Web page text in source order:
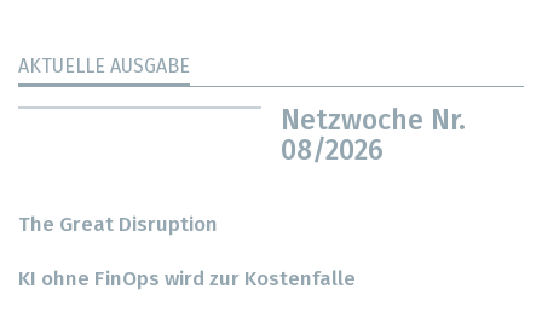
AKTUELLE AUSGABE
Netzwoche Nr.
08/2026
The Great Disruption
KI ohne FinOps wird zur Kostenfalle